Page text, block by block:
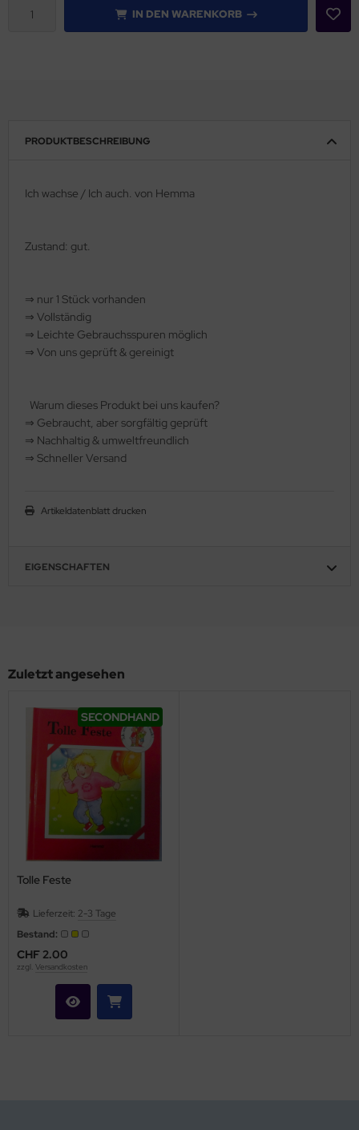
IN DEN WARENKORB
PRODUKTBESCHREIBUNG
Ich wachse / Ich auch. von Hemma
Zustand: gut.
⇒ nur 1 Stück vorhanden
⇒ Vollständig
⇒ ️ Leichte Gebrauchsspuren möglich
⇒ Von uns geprüft & gereinigt
Warum dieses Produkt bei uns kaufen?
⇒ ️ Gebraucht, aber sorgfältig geprüft
⇒ ️ Nachhaltig & umweltfreundlich
⇒ ️ Schneller Versand
Artikeldatenblatt drucken
EIGENSCHAFTEN
Zuletzt angesehen
SECONDHAND
Tolle Feste
Lieferzeit: 2-3 Tage
Bestand:
CHF 2.00
zzgl. Versandkosten
Spielsachen
/ Werken